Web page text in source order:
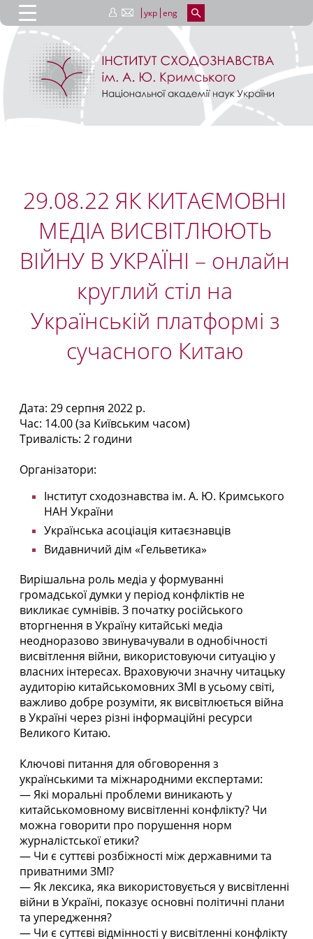
укр eng
29.08.22 ЯК КИТАЄМОВНІ
МЕДІА ВИСВІТЛЮЮТЬ
ВІЙНУ В УКРАЇНІ – онлайн
круглий стіл на
Українській платформі з
сучасного Китаю
Дата: 29 серпня 2022 р.
Час: 14.00 (за Київським часом)
Тривалість: 2 години
Організатори:
Інститут сходознавства ім. А. Ю. Кримського
НАН України
Українська асоціація китаєзнавців
Видавничий дім «Гельветика»
Вирішальна роль медіа у формуванні
громадської думки у період конфліктів не
викликає сумнівів. З початку російського
вторгнення в Україну китайські медіа
неодноразово звинувачували в однобічності
висвітлення війни, використовуючи ситуацію у
власних інтересах. Враховуючи значну читацьку
аудиторію китайськомовних ЗМІ в усьому світі,
важливо добре розуміти, як висвітлюється війна
в Україні через різні інформаційні ресурси
Великого Китаю.
Ключові питання для обговорення з
українськими та міжнародними експертами:
— Які моральні проблеми виникають у
китайськомовному висвітленні конфлікту? Чи
можна говорити про порушення норм
журналістської етики?
— Чи є суттєві розбіжності між державними та
приватними ЗМІ?
— Як лексика, яка використовується у висвітленні
війни в Україні, показує основні політичні плани
та упередження?
— Чи є суттєві відмінності у висвітленні конфлікту